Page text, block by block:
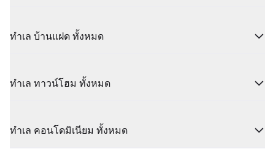
ทำเล บ้านแฝด ทั้งหมด
ทำเล ทาวน์โฮม ทั้งหมด
ทำเล คอนโดมิเนียม ทั้งหมด